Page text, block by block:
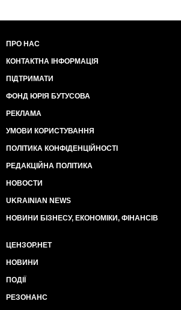
ПРО НАС
КОНТАКТНА ІНФОРМАЦІЯ
ПІДТРИМАТИ
ФОНД ЮРІЯ БУТУСОВА
РЕКЛАМА
УМОВИ КОРИСТУВАННЯ
ПОЛІТИКА КОНФІДЕНЦІЙНОСТІ
РЕДАКЦІЙНА ПОЛІТИКА
НОВОСТИ
UKRAINIAN NEWS
НОВИНИ БІЗНЕСУ, ЕКОНОМІКИ, ФІНАНСІВ
ЦЕНЗОР.НЕТ
НОВИНИ
ПОДІЇ
РЕЗОНАНС